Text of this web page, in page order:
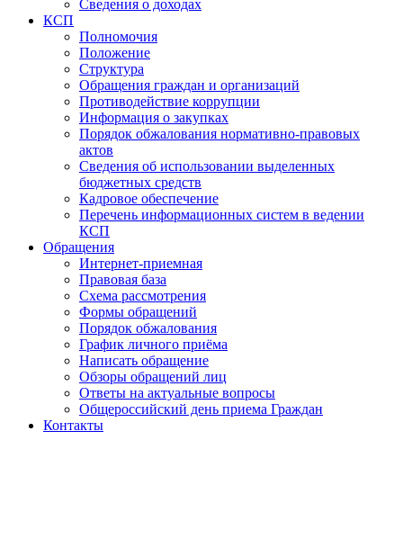
Сведения о доходах
КСП
Полномочия
Положение
Структура
Обращения граждан и организаций
Противодействие коррупции
Информация о закупках
Порядок обжалования нормативно-правовых
актов
Сведения об использовании выделенных
бюджетных средств
Кадровое обеспечение
Перечень информационных систем в ведении
КСП
Обращения
Интернет-приемная
Правовая база
Схема рассмотрения
Формы обращений
Порядок обжалования
График личного приёма
Написать обращение
Обзоры обращений лиц
Ответы на актуальные вопросы
Общероссийский день приема Граждан
Контакты